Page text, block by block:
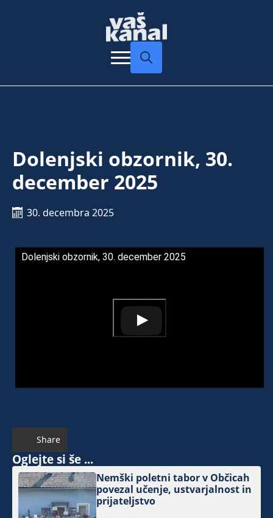
Dolenjski obzornik, 30.
december 2025
30. decembra 2025
Dolenjski obzornik, 30. december 2025
Share
Oglejte si še ...
Nemški poletni tabor v Občicah
povezal učenje, ustvarjalnost in
prijateljstvo